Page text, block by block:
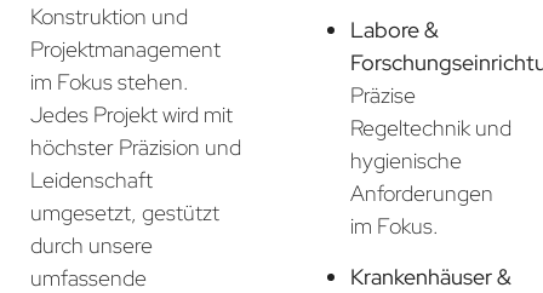
Konstruktion und
Projektmanagement
im Fokus stehen.
Jedes Projekt wird mit
höchster Präzision und
Leidenschaft
umgesetzt, gestützt
durch unsere
umfassende
Labore &
Präzise
Regeltechnik und
hygienische
Anforderungen
im Fokus.
Krankenhäuser &